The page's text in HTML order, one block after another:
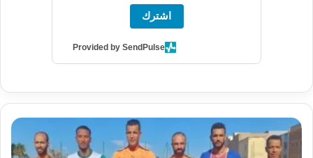
اشترك
Provided by SendPulse
ف
ت